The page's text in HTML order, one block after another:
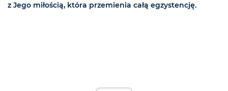
z Jego miłością, która przemienia całą egzystencję.